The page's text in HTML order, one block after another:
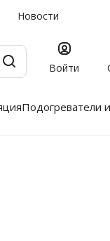
Новости
Войти
Подогреватели